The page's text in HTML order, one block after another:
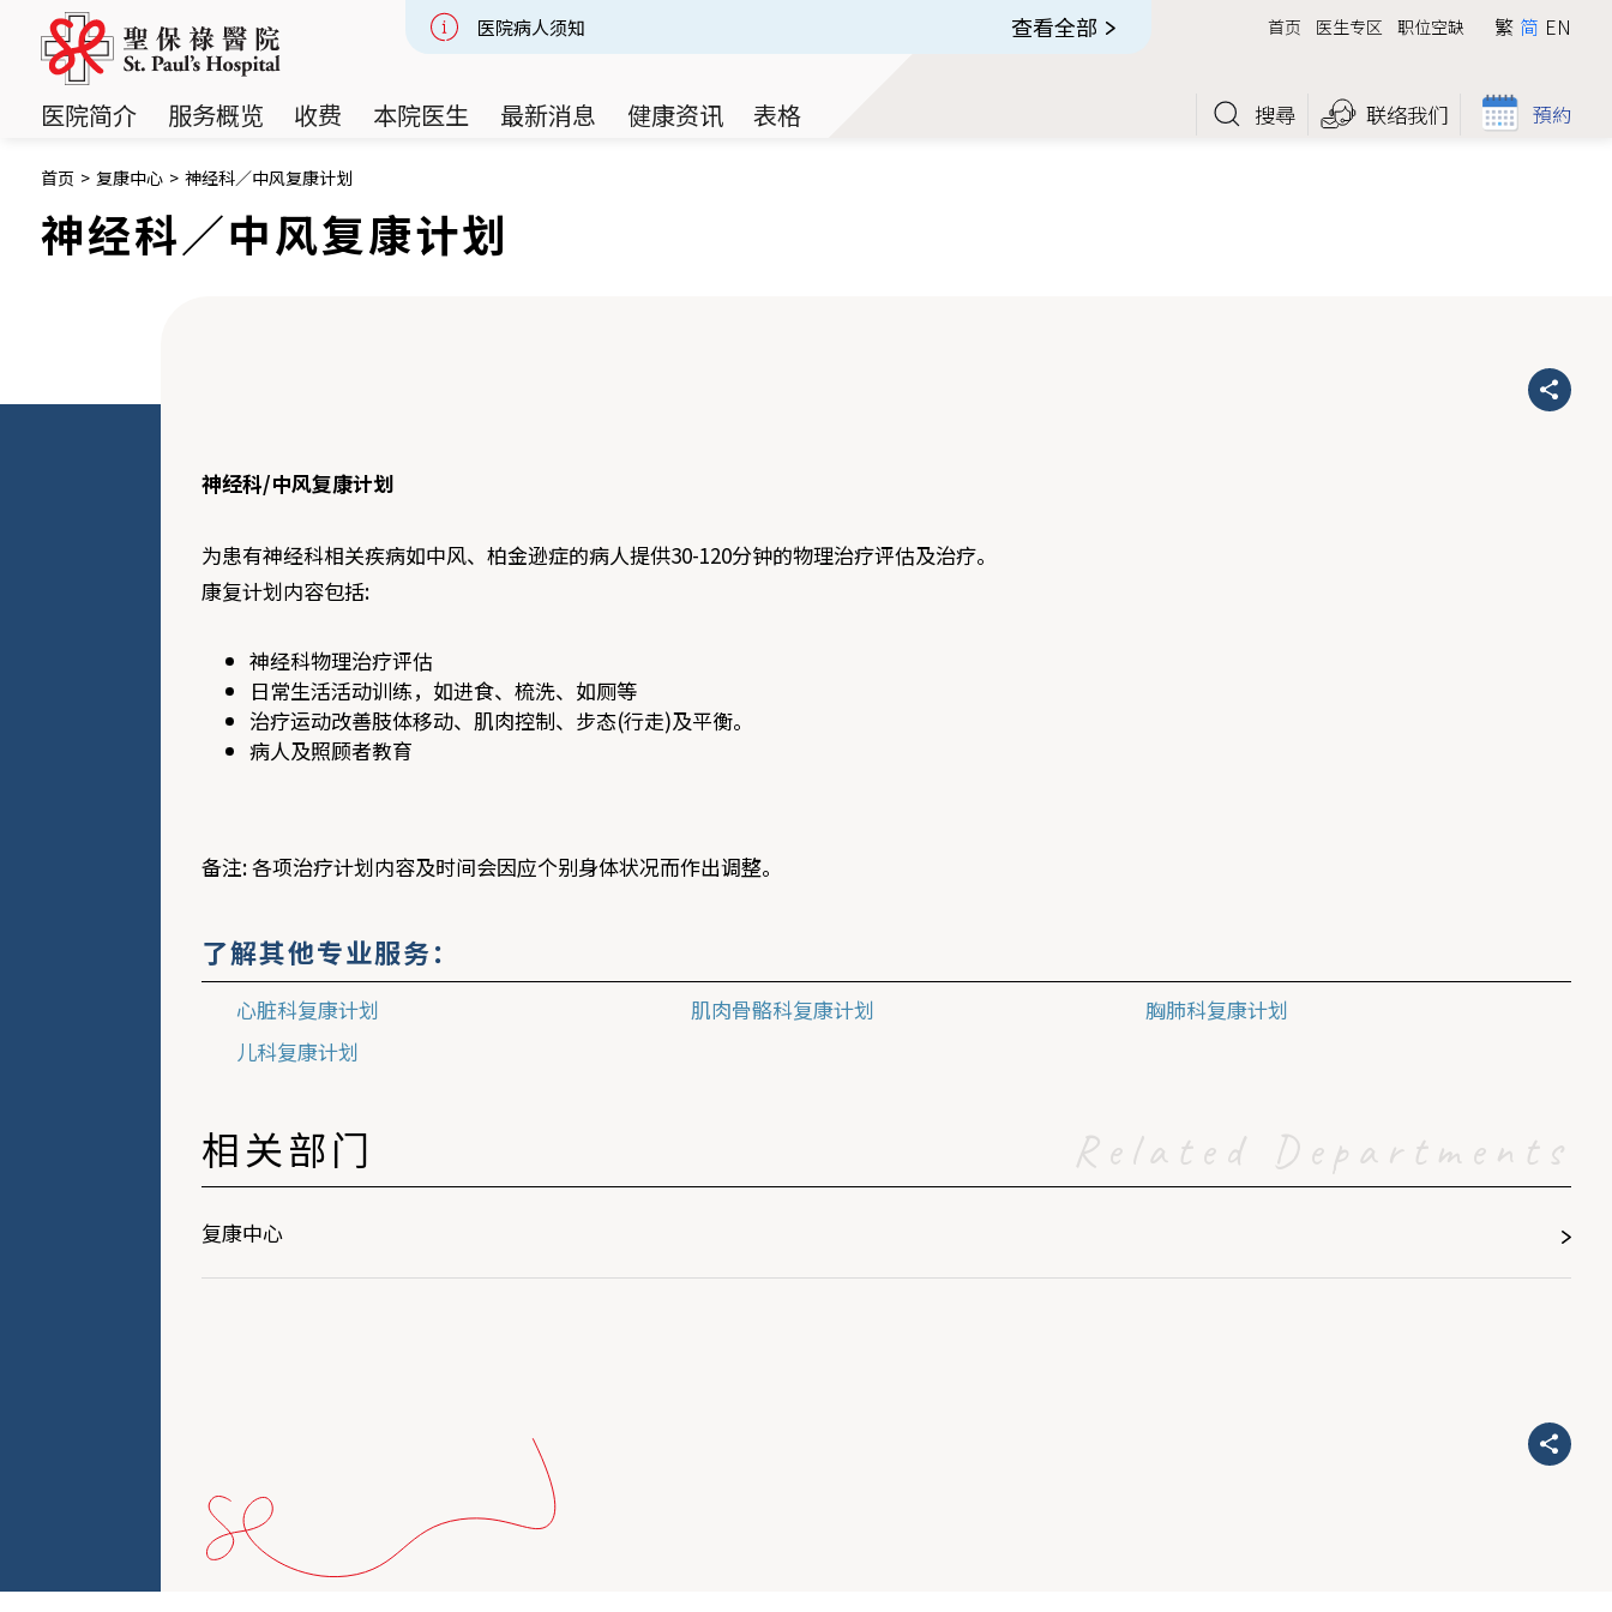
医院病人须知 查看全部 首页 医生专区 职位空缺 繁 简 EN
医院简介 服务概览 收费 本院医生 最新消息 健康资讯 表格 搜尋 联络我们 預約
首页 > 复康中心 > 神经科／中风复康计划
神经科／中风复康计划
神经科/中风复康计划
为患有神经科相关疾病如中风、柏金逊症的病人提供30-120分钟的物理治疗评估及治疗。
康复计划内容包括:
神经科物理治疗评估
日常生活活动训练，如进食、梳洗、如厕等
治疗运动改善肢体移动、肌肉控制、步态(行走)及平衡。
病人及照顾者教育
备注: 各项治疗计划内容及时间会因应个别身体状况而作出调整。
了解其他专业服务：
心脏科复康计划 肌肉骨骼科复康计划
胸肺科复康计划
儿科复康计划
相关部门 Related Departments
复康中心